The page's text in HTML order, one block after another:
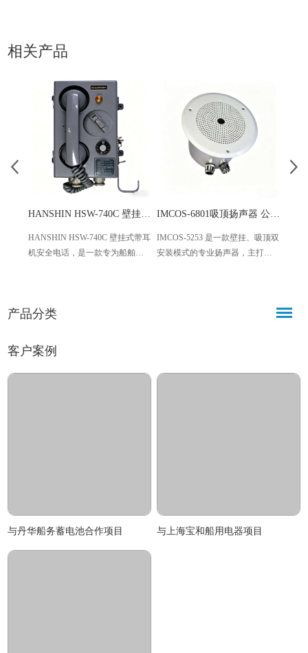
相关产品
HANSHIN HSW-740C 壁挂式带耳机安全电话 船舶专用
HANSHIN HSW-740C 壁挂式带耳
机安全电话，是一款专为船舶领
点，符合国际船舶标准，为船舶
通信保障。
IMCOS-6801吸顶扬声器 公共广播专用音箱
IMCOS-5253 是一款壁挂、吸顶双
安装模式的专业扬声器，主打稳
各类
产品分类
客户案例
与丹华船务蓄电池合作项目 与上海宝和船用电器项目